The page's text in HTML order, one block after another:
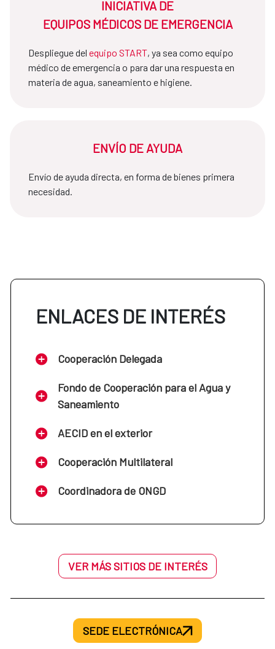
INICIATIVA DE
EQUIPOS MÉDICOS DE EMERGENCIA
Despliegue del equipo START, ya sea como equipo
médico de emergencia o para dar una respuesta en
materia de agua, saneamiento e higiene.
ENVÍO DE AYUDA
Envío de ayuda directa, en forma de bienes primera
necesidad.
ENLACES DE INTERÉS
Cooperación Delegada
Fondo de Cooperación para el Agua y
Saneamiento
AECID en el exterior
Cooperación Multilateral
Coordinadora de ONGD
VER MÁS SITIOS DE INTERÉS
SEDE ELECTRÓNICA